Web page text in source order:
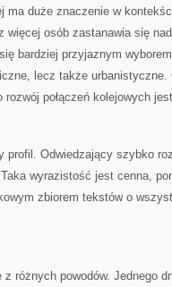
ma duże znaczenie w
osób zastanawia się
bardziej przyjaznym
lecz także urbanistyczne.
połączeń kolejowych
profil. Odwiedzający szybko
wyrazistość jest cenna,
zbiorem tekstów o
różnych powodów. Jednego